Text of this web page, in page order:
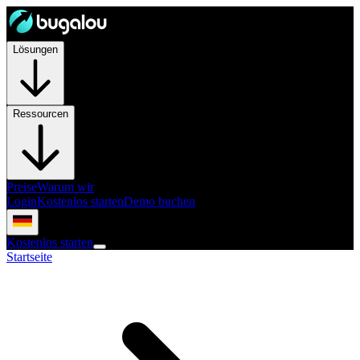
Lösungen
Ressourcen
PreiseWarum wir
LoginKostenlos startenDemo buchen
Kostenlos starten
Startseite